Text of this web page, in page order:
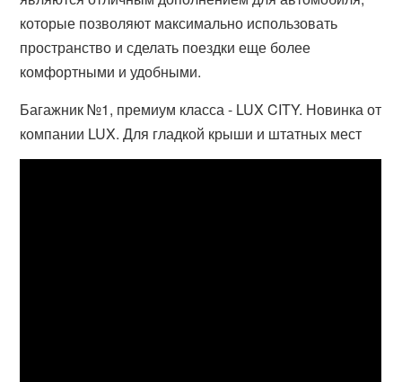
которые позволяют максимально использовать
пространство и сделать поездки еще более
комфортными и удобными.
Багажник №1, премиум класса - LUX CITY. Новинка от
компании LUX. Для гладкой крыши и штатных мест